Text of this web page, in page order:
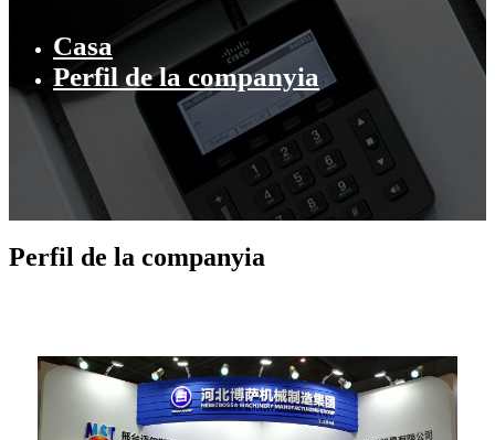
Casa
Perfil de la companyia
Perfil de la companyia